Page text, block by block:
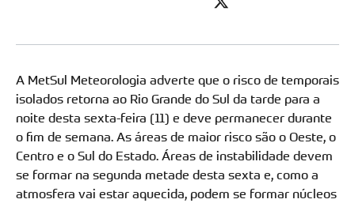
A MetSul Meteorologia adverte que o risco de temporais
isolados retorna ao Rio Grande do Sul da tarde para a
noite desta sexta-feira (11) e deve permanecer durante
o fim de semana. As áreas de maior risco são o Oeste, o
Centro e o Sul do Estado. Áreas de instabilidade devem
se formar na segunda metade desta sexta e, como a
atmosfera vai estar aquecida, podem se formar núcleos